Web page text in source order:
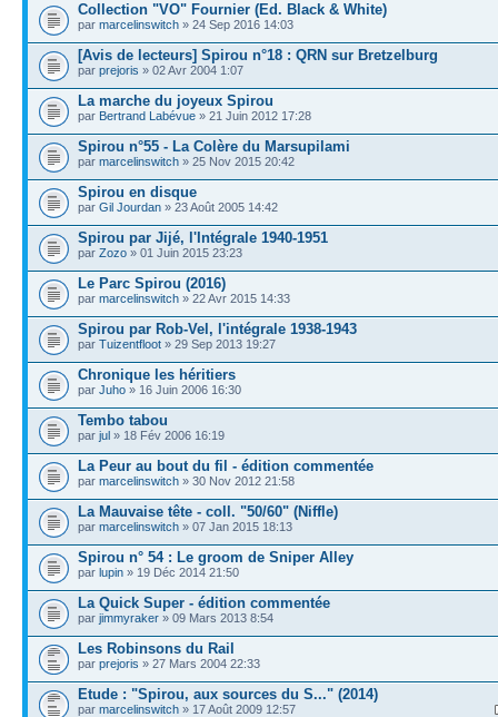
Collection "VO" Fournier (Ed. Black & White)
par marcelinswitch » 24 Sep 2016 14:03
[Avis de lecteurs] Spirou n°18 : QRN sur Bretzelburg
par prejoris » 02 Avr 2004 1:07
La marche du joyeux Spirou
par Bertrand Labévue » 21 Juin 2012 17:28
Spirou n°55 - La Colère du Marsupilami
par marcelinswitch » 25 Nov 2015 20:42
Spirou en disque
par Gil Jourdan » 23 Août 2005 14:42
Spirou par Jijé, l'Intégrale 1940-1951
par Zozo » 01 Juin 2015 23:23
Le Parc Spirou (2016)
par marcelinswitch » 22 Avr 2015 14:33
Spirou par Rob-Vel, l'intégrale 1938-1943
par Tuizentfloot » 29 Sep 2013 19:27
Chronique les héritiers
par Juho » 16 Juin 2006 16:30
Tembo tabou
par jul » 18 Fév 2006 16:19
La Peur au bout du fil - édition commentée
par marcelinswitch » 30 Nov 2012 21:58
La Mauvaise tête - coll. "50/60" (Niffle)
par marcelinswitch » 07 Jan 2015 18:13
Spirou n° 54 : Le groom de Sniper Alley
par lupin » 19 Déc 2014 21:50
La Quick Super - édition commentée
par jimmyraker » 09 Mars 2013 8:54
Les Robinsons du Rail
par prejoris » 27 Mars 2004 22:33
Etude : "Spirou, aux sources du S..." (2014)
par marcelinswitch » 17 Août 2009 12:57